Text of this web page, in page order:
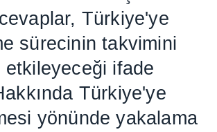
Türkiye'ye
sürecinin takvimini
etkileyeceği ifade
ında Türkiye'ye
yönünde yakalama